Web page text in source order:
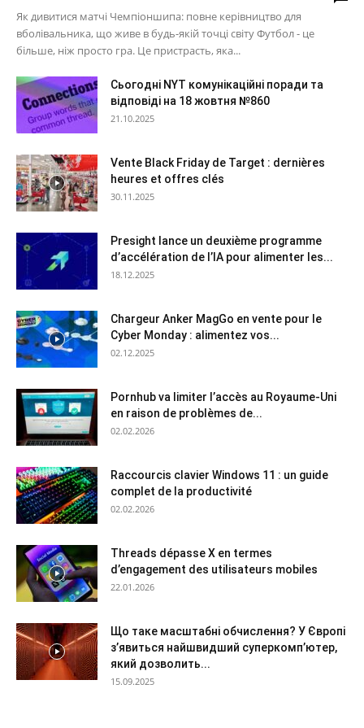
Як дивитися матчі Чемпіоншипа: повне керівництво для
вболівальника, що живе в будь-якій точці світу Футбол - це
більше, ніж просто гра. Це пристрасть, яка...
Сьогодні NYT комунікаційні поради та
відповіді на 18 жовтня №860
21.10.2025
Vente Black Friday de Target : dernières
heures et offres clés
30.11.2025
Presight lance un deuxième programme
d’accélération de l’IA pour alimenter les...
18.12.2025
Chargeur Anker MagGo en vente pour le
Cyber Monday : alimentez vos...
02.12.2025
Pornhub va limiter l’accès au Royaume-Uni
en raison de problèmes de...
02.02.2026
Raccourcis clavier Windows 11 : un guide
complet de la productivité
02.02.2026
Threads dépasse X en termes
d’engagement des utilisateurs mobiles
22.01.2026
Що таке масштабні обчислення? У Європі
з’явиться найшвидший суперкомп’ютер,
який дозволить...
15.09.2025